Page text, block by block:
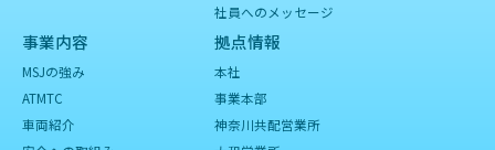
社員へのメッセージ
事業内容
MSJの強み
ATMTC
車両紹介
拠点情報
本社
事業本部
神奈川共配営業所